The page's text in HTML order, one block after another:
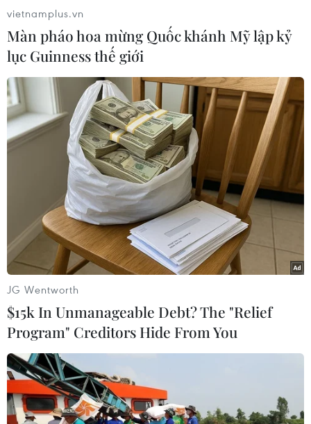
năm 2023. (Ảnh: Doãn Tấn/TTXVN)
Tiết mục văn nghệ khai mạc Tuần Văn hóa-Du lịch Hà Nam
năm 2023. (Ảnh: Doãn Tấn/TTXVN)
vietnamplus.vn
Màn pháo hoa mừng Quốc khánh Mỹ lập kỷ
lục Guinness thế giới
JG Wentworth
$15k In Unmanageable Debt? The "Relief
Program" Creditors Hide From You